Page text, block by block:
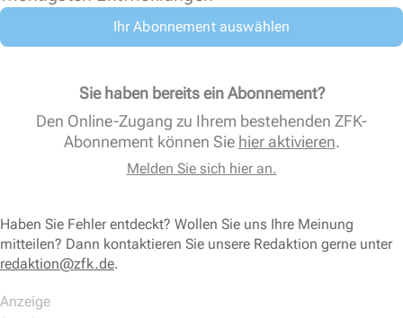
Ihr Abonnement auswählen
Sie haben bereits ein Abonnement?
Den Online-Zugang zu Ihrem bestehenden ZFK-
Abonnement können Sie hier aktivieren.
Melden Sie sich hier an.
Haben Sie Fehler entdeckt? Wollen Sie uns Ihre Meinung
mitteilen? Dann kontaktieren Sie unsere Redaktion gerne unter
redaktion@zfk.de.